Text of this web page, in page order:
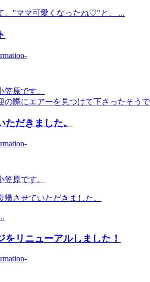
、"ママ可愛くなったね♡"と、 ...
笠原です。
の際にエアーを見つけて下さったそう
ただきました。
笠原です。
帰させていただきました。
をリニューアルしました！